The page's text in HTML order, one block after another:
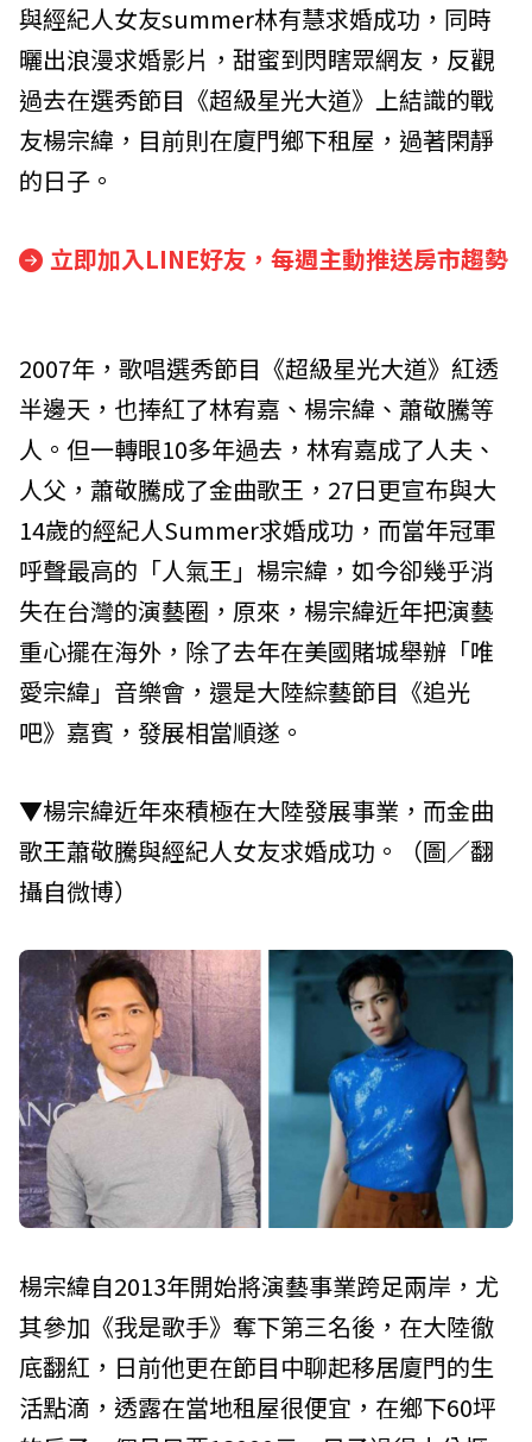
與經紀人女友summer林有慧求婚成功，同時
曬出浪漫求婚影片，甜蜜到閃瞎眾網友，反觀
過去在選秀節目《超級星光大道》上結識的戰
友楊宗緯，目前則在廈門鄉下租屋，過著閑靜
的日子。
立即加入LINE好友，每週主動推送房市趨勢
2007年，歌唱選秀節目《超級星光大道》紅透
半邊天，也捧紅了林宥嘉、楊宗緯、蕭敬騰等
人。但一轉眼10多年過去，林宥嘉成了人夫、
人父，蕭敬騰成了金曲歌王，27日更宣布與大
14歲的經紀人Summer求婚成功，而當年冠軍
呼聲最高的「人氣王」楊宗緯，如今卻幾乎消
失在台灣的演藝圈，原來，楊宗緯近年把演藝
重心擺在海外，除了去年在美國賭城舉辦「唯
愛宗緯」音樂會，還是大陸綜藝節目《追光
吧》嘉賓，發展相當順遂。
▼楊宗緯近年來積極在大陸發展事業，而金曲
歌王蕭敬騰與經紀人女友求婚成功。（圖／翻
攝自微博）
楊宗緯自2013年開始將演藝事業跨足兩岸，尤
其參加《我是歌手》奪下第三名後，在大陸徹
底翻紅，日前他更在節目中聊起移居廈門的生
活點滴，透露在當地租屋很便宜，在鄉下60坪